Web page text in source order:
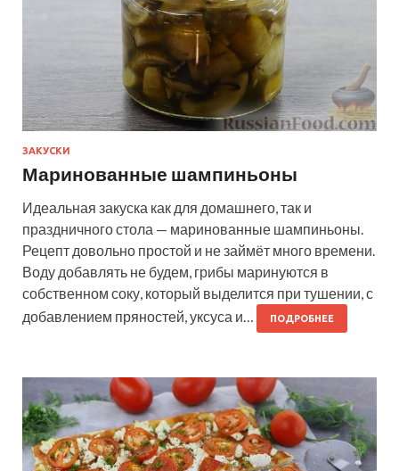
ЗАКУСКИ
Маринованные шампиньоны
Идеальная закуска как для домашнего, так и
праздничного стола — маринованные шампиньоны.
Рецепт довольно простой и не займёт много времени.
Воду добавлять не будем, грибы маринуются в
собственном соку, который выделится при тушении, с
добавлением пряностей, уксуса и…
ПОДРОБНЕЕ